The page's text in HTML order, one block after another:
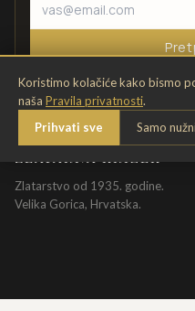
Koristimo kolačiće kako bismo
naša Pravila privatnosti.
Prihvati sve
Samo
Zlatarstvo od 1935. godine.
Velika Gorica, Hrvatska.